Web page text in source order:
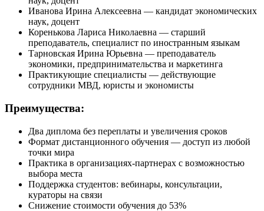
Иванова Ирина Алексеевна — кандидат экономических
наук, доцент
Коренькова Лариса Николаевна — старший
преподаватель, специалист по иностранным языкам
Тарновская Ирина Юрьевна — преподаватель
экономики, предпринимательства и маркетинга
Практикующие специалисты — действующие
сотрудники МВД, юристы и экономисты
Преимущества:
Два диплома без переплаты и увеличения сроков
Формат дистанционного обучения — доступ из любой
точки мира
Практика в организациях-партнерах с возможностью
выбора места
Поддержка студентов: вебинары, консультации,
кураторы на связи
Снижение стоимости обучения до 53%